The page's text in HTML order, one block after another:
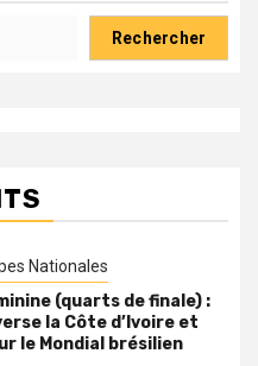
Rechercher
Nationales
(quarts de finale) :
la Côte d’Ivoire et
le Mondial brésilien